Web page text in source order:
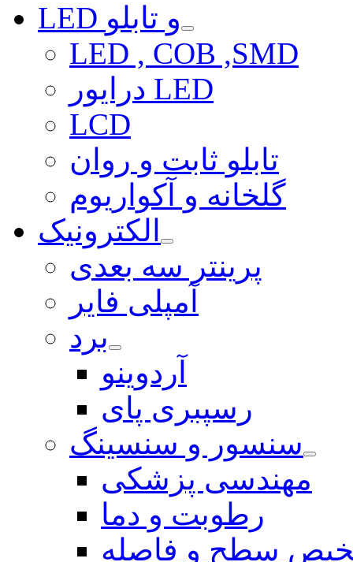
LED و تابلو
LED , COB ,SMD
درایور LED
LCD
تابلو ثابت و روان
گلخانه و آکواریوم
الکترونیک
پرینتر سه بعدی
آمپلی فایر
برد
آردوینو
رسپبری پای
سنسور و سنسینگ
مهندسی پزشکی
رطوبت و دما
سطح و فاصله